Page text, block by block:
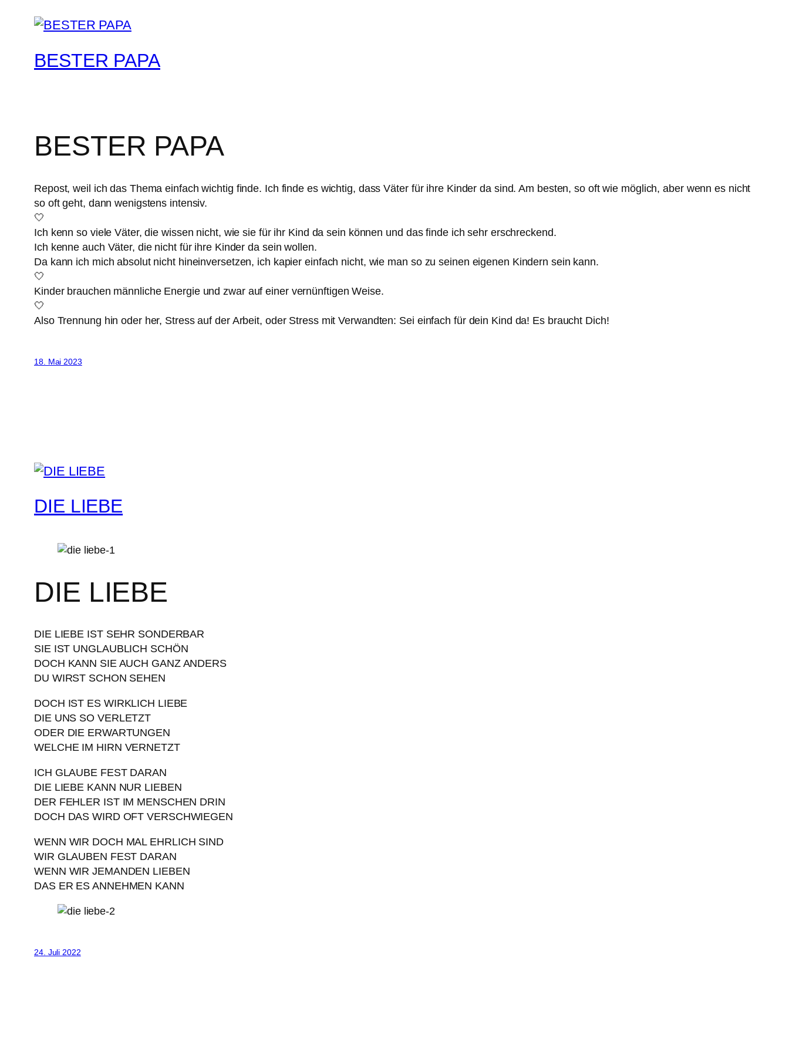
BESTER PAPA
BESTER PAPA
Repost, weil ich das Thema einfach wichtig finde. Ich finde es wichtig, dass Väter für ihre Kinder da sind. Am besten, so oft wie möglich, aber wenn es nicht
so oft geht, dann wenigstens intensiv.
🤍
Ich kenn so viele Väter, die wissen nicht, wie sie für ihr Kind da sein können und das finde ich sehr erschreckend.
Ich kenne auch Väter, die nicht für ihre Kinder da sein wollen.
Da kann ich mich absolut nicht hineinversetzen, ich kapier einfach nicht, wie man so zu seinen eigenen Kindern sein kann.
🤍
Kinder brauchen männliche Energie und zwar auf einer vernünftigen Weise.
🤍
Also Trennung hin oder her, Stress auf der Arbeit, oder Stress mit Verwandten: Sei einfach für dein Kind da! Es braucht Dich!
18. Mai 2023
DIE LIEBE
DIE LIEBE
DIE LIEBE IST SEHR SONDERBAR
SIE IST UNGLAUBLICH SCHÖN
DOCH KANN SIE AUCH GANZ ANDERS
DU WIRST SCHON SEHEN
DOCH IST ES WIRKLICH LIEBE
DIE UNS SO VERLETZT
ODER DIE ERWARTUNGEN
WELCHE IM HIRN VERNETZT
ICH GLAUBE FEST DARAN
DIE LIEBE KANN NUR LIEBEN
DER FEHLER IST IM MENSCHEN DRIN
DOCH DAS WIRD OFT VERSCHWIEGEN
WENN WIR DOCH MAL EHRLICH SIND
WIR GLAUBEN FEST DARAN
WENN WIR JEMANDEN LIEBEN
DAS ER ES ANNEHMEN KANN
24. Juli 2022